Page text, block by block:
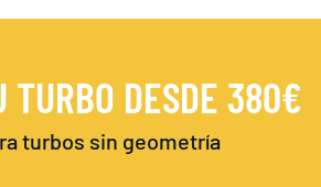
TURBO DESDE 380€
turbos sin geometría